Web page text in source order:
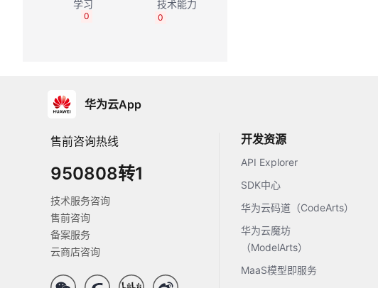
0
0
华为云App
售前咨询热线
950808转1
技术服务咨询
售前咨询
备案服务
云商店咨询
开发资源
API Explorer
SDK中心
华为云码道（CodeArts）
华为云魔坊
（ModelArts）
MaaS模型即服务